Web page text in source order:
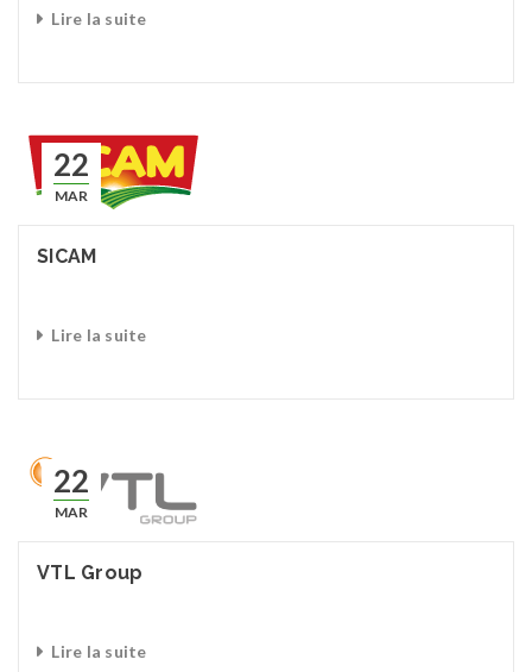
Lire la suite
22
MAR
SICAM
Lire la suite
22
MAR
VTL Group
Lire la suite